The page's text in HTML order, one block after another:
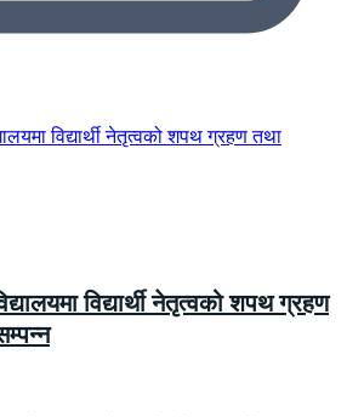
विद्यार्थी नेतृत्वको शपथ ग्रहण